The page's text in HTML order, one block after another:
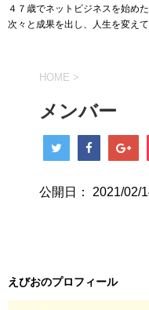
４７歳でネットビジネスを始め
次々と成果を出し、人生を変え
HOME >
メンバー
公開日： 2021/02/
えびおのプロフィール